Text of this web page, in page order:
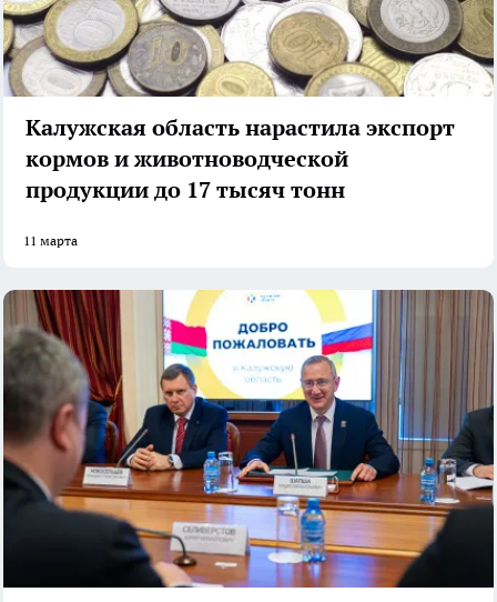
Калужская область нарастила экспорт
кормов и животноводческой
продукции до 17 тысяч тонн
11 марта